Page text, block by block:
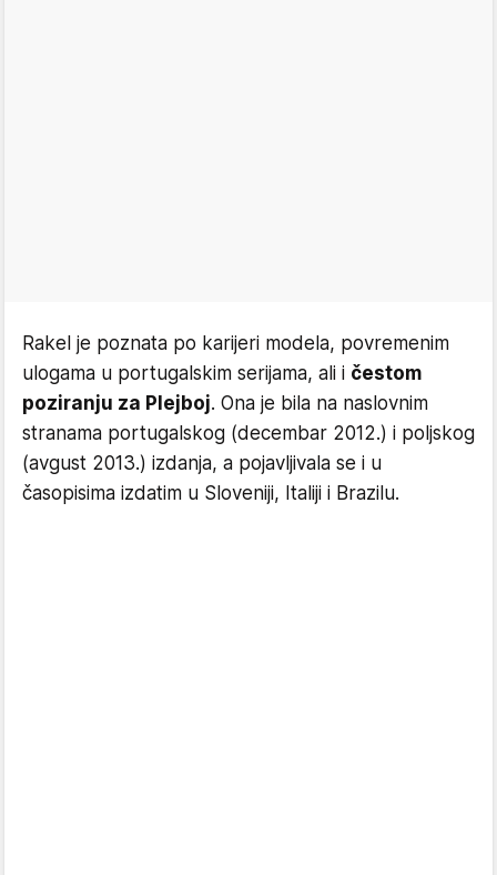
Rakel je poznata po karijeri modela, povremenim
ulogama u portugalskim serijama, ali i čestom
poziranju za Plejboj. Ona je bila na naslovnim
stranama portugalskog (decembar 2012.) i poljskog
(avgust 2013.) izdanja, a pojavljivala se i u
časopisima izdatim u Sloveniji, Italiji i Brazilu.